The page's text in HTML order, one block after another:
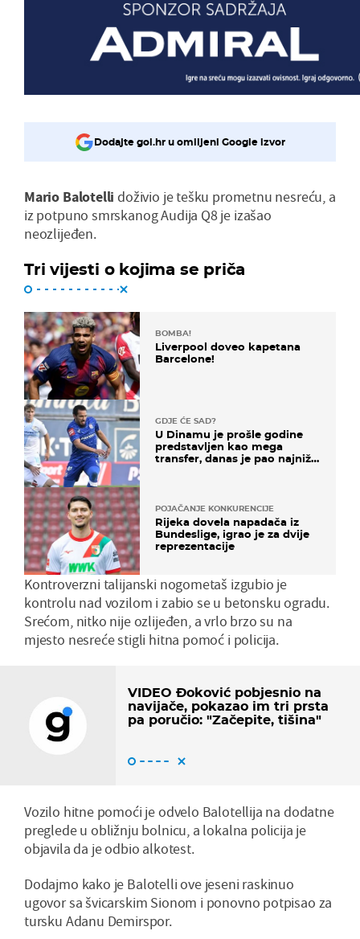
Dodajte gol.hr u omiljeni Google izvor
Mario Balotelli doživio je tešku prometnu nesreću, a
iz potpuno smrskanog Audija Q8 je izašao
neozlijeđen.
Tri vijesti o kojima se priča
BOMBA!
Liverpool doveo kapetana
Barcelone!
GDJE ĆE SAD?
U Dinamu je prošle godine
predstavljen kao mega
transfer, danas je pao najniže
POJAČANJE KONKURENCIJE
Rijeka dovela napadača iz
Bundeslige, igrao je za dvije
reprezentacije
Kontroverzni talijanski nogometaš izgubio je
kontrolu nad vozilom i zabio se u betonsku ogradu.
Srećom, nitko nije ozlijeđen, a vrlo brzo su na
mjesto nesreće stigli hitna pomoć i policija.
VIDEO Đoković pobjesnio na
navijače, pokazao im tri prsta
pa poručio: "Začepite, tišina"
Vozilo hitne pomoći je odvelo Balotellija na dodatne
preglede u obližnju bolnicu, a lokalna policija je
objavila da je odbio alkotest.
Dodajmo kako je Balotelli ove jeseni raskinuo
ugovor sa švicarskim Sionom i ponovno potpisao za
tursku Adanu Demirspor.